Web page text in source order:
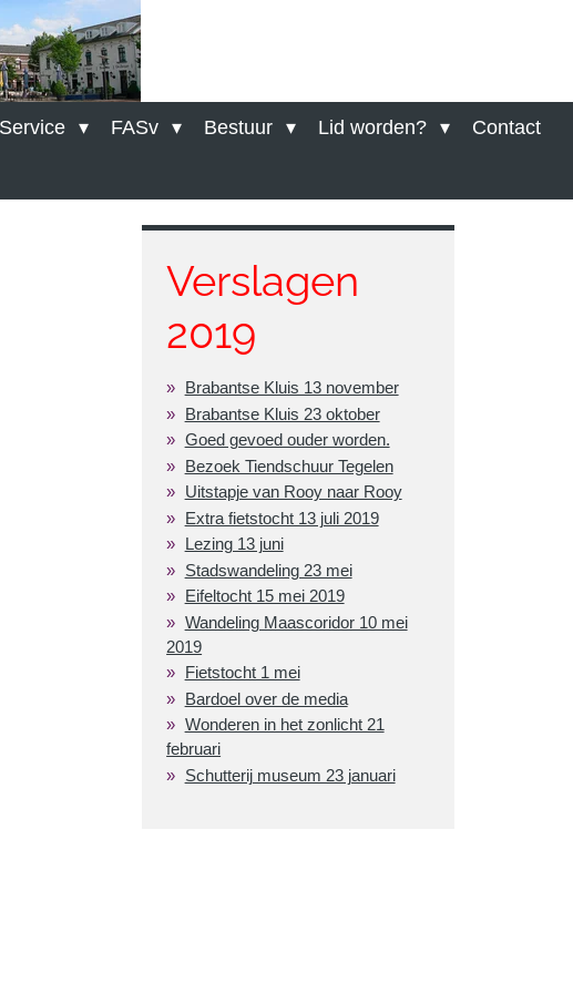
Service FASv Bestuur Lid worden? Contact
Verslagen
2019
Brabantse Kluis 13 november
Brabantse Kluis 23 oktober
Goed gevoed ouder worden.
Bezoek Tiendschuur Tegelen
Uitstapje van Rooy naar Rooy
Extra fietstocht 13 juli 2019
Lezing 13 juni
Stadswandeling 23 mei
Eifeltocht 15 mei 2019
Wandeling Maascoridor 10 mei
2019
Fietstocht 1 mei
Bardoel over de media
Wonderen in het zonlicht 21
februari
Schutterij museum 23 januari